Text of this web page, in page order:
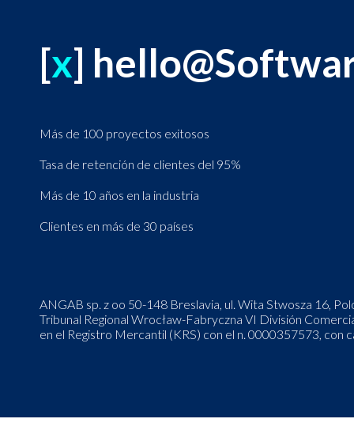
[x]
Más de 100 proyectos exitosos
Tasa de retención de clientes del 95%
Más de 10 años en la industria
Clientes en más de 30 países
ANGAB sp. z oo 50-148 Breslavia, ul. Wita Stwosza 16,
Tribunal Regional Wrocław-Fabryczna VI División
en el Registro Mercantil (KRS) con el n. 0000357573, con